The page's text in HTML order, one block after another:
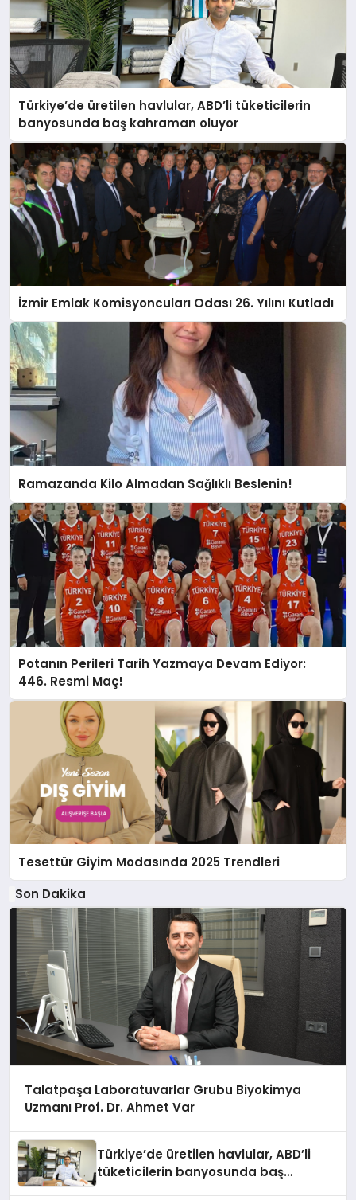
Türkiye’de üretilen havlular, ABD’li tüketicilerin
banyosunda baş kahraman oluyor
İzmir Emlak Komisyoncuları Odası 26. Yılını Kutladı
Ramazanda Kilo Almadan Sağlıklı Beslenin!
Potanın Perileri Tarih Yazmaya Devam Ediyor:
446. Resmi Maç!
Tesettür Giyim Modasında 2025 Trendleri
Son Dakika
Talatpaşa Laboratuvarlar Grubu Biyokimya
Uzmanı Prof. Dr. Ahmet Var
Türkiye’de üretilen havlular, ABD’li
tüketicilerin banyosunda baş